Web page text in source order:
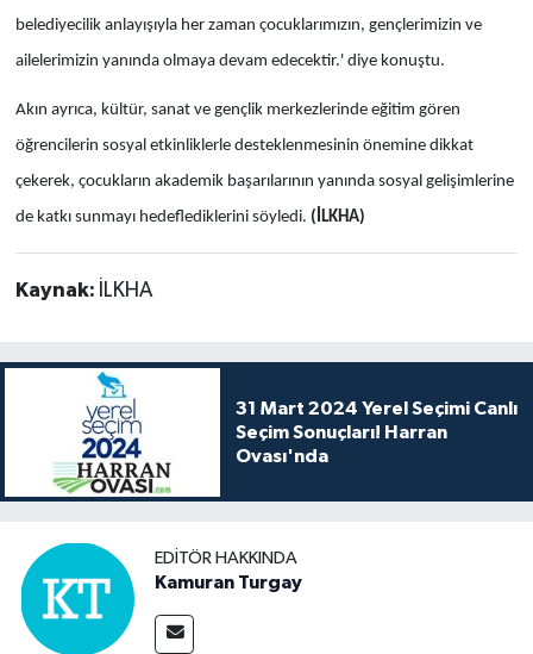
belediyecilik anlayışıyla her zaman çocuklarımızın, gençlerimizin ve
ailelerimizin yanında olmaya devam edecektir.' diye konuştu.
Akın ayrıca, kültür, sanat ve gençlik merkezlerinde eğitim gören
öğrencilerin sosyal etkinliklerle desteklenmesinin önemine dikkat
çekerek, çocukların akademik başarılarının yanında sosyal gelişimlerine
de katkı sunmayı hedeflediklerini söyledi. (İLKHA)
Kaynak: İLKHA
31 Mart 2024 Yerel Seçimi Canlı
Seçim Sonuçları! Harran
Ovası'nda
EDITÖR HAKKINDA
Kamuran Turgay